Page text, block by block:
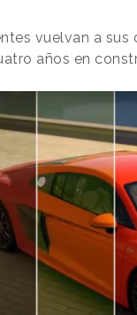
vuelvan a
años en